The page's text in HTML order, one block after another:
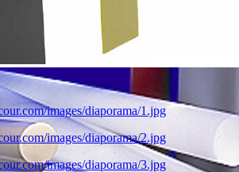
images/diaporama/1.jpg
images/diaporama/2.jpg
images/diaporama/3.jpg